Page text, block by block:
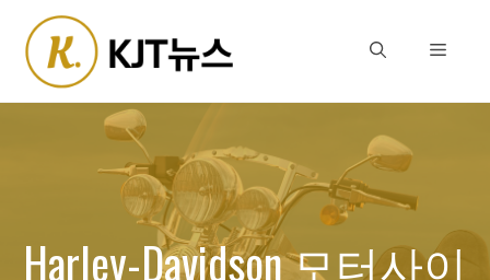
content
Menu
Harley-Davidson 모터사이